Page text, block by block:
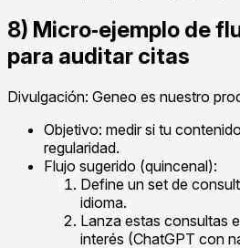
8) Micro‑ejemplo de
para auditar citas
Divulgación: Geneo es nuestro
Objetivo: medir si tu
regularidad.
Flujo sugerido (quincenal):
Define un set de
idioma.
Lanza estas consultas
interés (ChatGPT con